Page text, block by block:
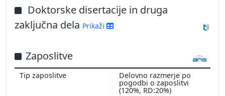
Doktorske disertacije in druga
zaključna dela Prikaži
Zaposlitve
Delovno razmerje po
pogodbi o zaposlitvi
(120%, RD:20%)